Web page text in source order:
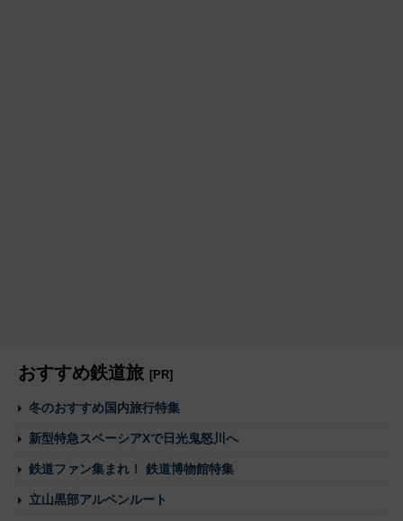
おすすめ鉄道旅 [PR]
冬のおすすめ国内旅行特集
新型特急スペーシアXで日光鬼怒川へ
鉄道ファン集まれ！ 鉄道博物館特集
立山黒部アルペンルート